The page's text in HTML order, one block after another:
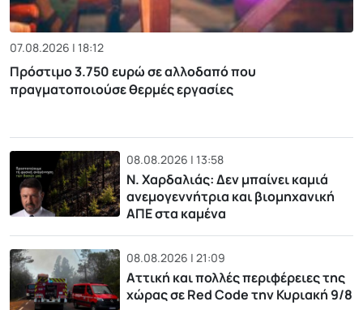
07.08.2026 | 18:12
Πρόστιμο 3.750 ευρώ σε αλλοδαπό που
πραγματοποιούσε θερμές εργασίες
08.08.2026 | 13:58
Ν. Χαρδαλιάς: Δεν μπαίνει καμιά
ανεμογεννήτρια και βιομηχανική
ΑΠΕ στα καμένα
08.08.2026 | 21:09
Αττική και πολλές περιφέρειες της
χώρας σε Red Code την Κυριακή 9/8